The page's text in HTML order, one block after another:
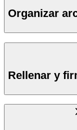
Organizar
Rellenar y